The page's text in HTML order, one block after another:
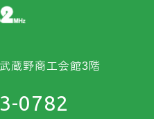
蔵野商工会館3階
0782